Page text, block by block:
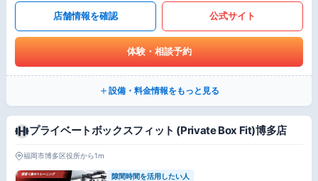
店舗情報を確認 公式サイト
体験・相談予約
設備・料金情報をもっと見る
プライベートボックスフィット (Private Box Fit)博多店
福岡市博多区役所から1m
隙間時間を活用したい人